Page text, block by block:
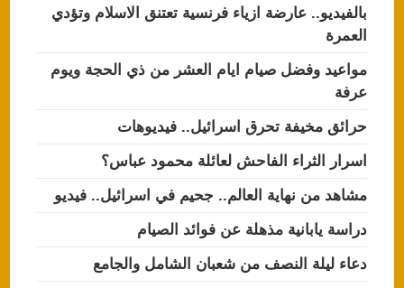
بالفيديو.. عارضة ازياء فرنسية تعتنق الاسلام وتؤدي
العمرة
مواعيد وفضل صيام ايام العشر من ذي الحجة ويوم
عرفة
حرائق مخيفة تحرق اسرائيل.. فيديوهات
اسرار الثراء الفاحش لعائلة محمود عباس؟
مشاهد من نهاية العالم.. جحيم في اسرائيل.. فيديو
دراسة يابانية مذهلة عن فوائد الصيام
دعاء ليلة النصف من شعبان الشامل والجامع